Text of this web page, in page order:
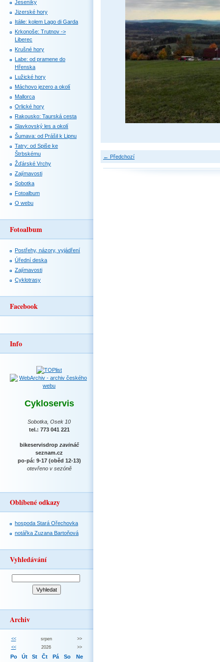
← Předchozí
Jeseníky
Jizerské hory
Itálie: kolem Lago di Garda
Krkonoše: Trutnov ->
Liberec
Krušné hory
Labe: od pramene do
Hřenska
Lužické hory
Máchovo jezero a okolí
Mallorca
Orlické hory
Rakousko: Taurská cesta
Slavkovský les a okolí
Šumava: od Prášil k Lipnu
Tatry: od Spiše ke
Štrbskému
Žďárské Vrchy
Zajímavosti
Sobotka
Fotoalbum
O webu
Fotoalbum
Postřehy, názory, vyjádření
Úřední deska
Zajímavosti
Cyklotrasy
Facebook
Info
Cykloservis
Sobotka, Osek 10
tel.: 773 041 221
bikeservisdrop zavináč
seznam.cz
po-pá: 9-17 (oběd 12-13)
otevřeno v sezóně
Oblíbené odkazy
hospoda Stará Ořechovka
notářka Zuzana Bartoňová
Vyhledávání
Archiv
<< srpen
>>
<<
2026 >>
Po Út St Čt Pá So Ne